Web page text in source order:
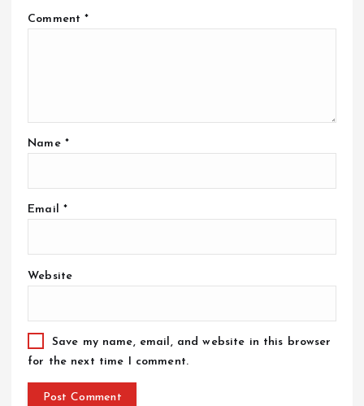
Comment*
Name *
Email *
Website
Save my name, email, and website in this browser
for the next time I comment.